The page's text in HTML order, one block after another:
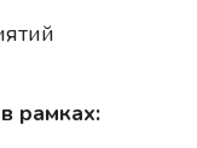
рамках: